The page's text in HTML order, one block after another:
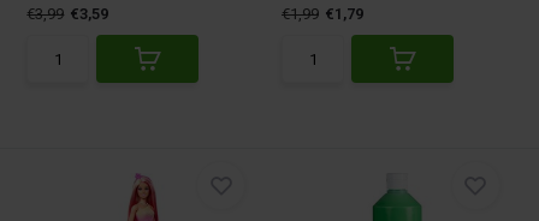
€3,99 €3,59
€1,99 €1,79